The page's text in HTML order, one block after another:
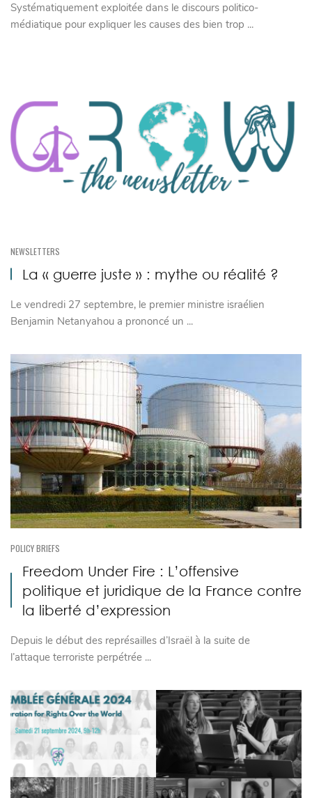
Systématiquement exploitée dans le discours politico-
médiatique pour expliquer les causes des bien trop ...
NEWSLETTERS
La « guerre juste » : mythe ou réalité ?
Le vendredi 27 septembre, le premier ministre israélien
Benjamin Netanyahou a prononcé un ...
POLICY BRIEFS
Freedom Under Fire : L’offensive
politique et juridique de la France contre
la liberté d’expression
Depuis le début des représailles d’Israël à la suite de
l’attaque terroriste perpétrée ...